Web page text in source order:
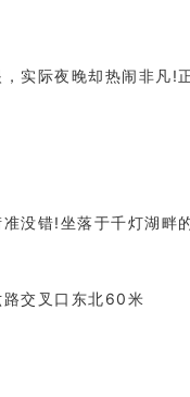
实际夜晚却热闹非凡
没错!坐落于千灯湖
交叉口东北60米